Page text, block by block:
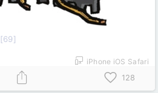
[69]
iPhone iOS Safari
128